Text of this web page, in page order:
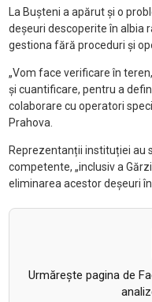
La Bușteni a apărut și o
deșeuri descoperite în albia
gestiona fără proceduri și
„Vom face verificare în
și cuantificare, pentru a
colaborare cu operatori
Prahova.
Reprezentanții instituției au
competente, „inclusiv a
eliminarea acestor deșeuri
Urmăreşte pagina de